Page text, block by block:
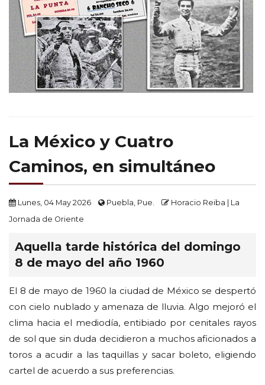
La México y Cuatro
Caminos, en simultáneo
Lunes, 04 May 2026 Puebla, Pue.
Horacio Reiba | La
Jornada de Oriente
Aquella tarde histórica del domingo
8 de mayo del año 1960
El 8 de mayo de 1960 la ciudad de México se despertó
con cielo nublado y amenaza de lluvia. Algo mejoró el
clima hacia el mediodía, entibiado por cenitales rayos
de sol que sin duda decidieron a muchos aficionados a
toros a acudir a las taquillas y sacar boleto, eligiendo
cartel de acuerdo a sus preferencias.